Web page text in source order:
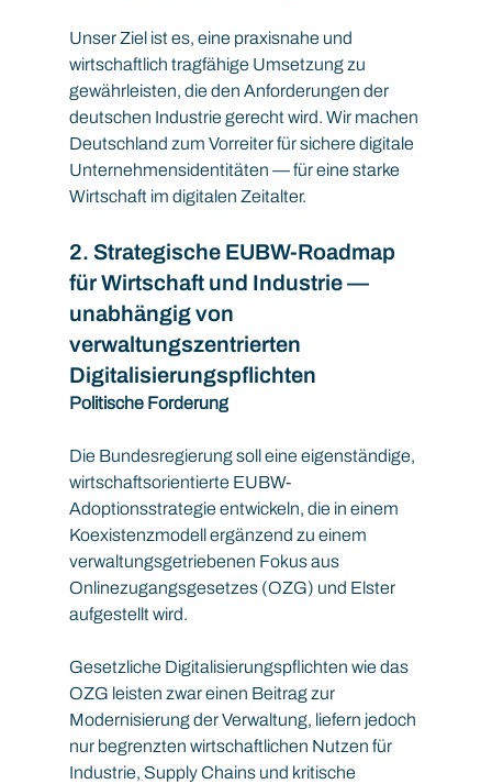
Unser Ziel ist es, eine praxisnahe und
wirtschaftlich tragfähige Umsetzung zu
gewährleisten, die den Anforderungen der
deutschen Industrie gerecht wird. Wir machen
Deutschland zum Vorreiter für sichere digitale
Unternehmensidentitäten — für eine starke
Wirtschaft im digitalen Zeitalter.
2. Strategische EUBW-Roadmap
für Wirtschaft und Industrie —
unabhängig von
verwaltungszentrierten
Digitalisierungspflichten
Politische Forderung
Die Bundesregierung soll eine eigenständige,
wirtschaftsorientierte EUBW-
Adoptionsstrategie entwickeln, die in einem
Koexistenzmodell ergänzend zu einem
verwaltungsgetriebenen Fokus aus
Onlinezugangsgesetzes (OZG) und Elster
aufgestellt wird.
Gesetzliche Digitalisierungspflichten wie das
OZG leisten zwar einen Beitrag zur
Modernisierung der Verwaltung, liefern jedoch
nur begrenzten wirtschaftlichen Nutzen für
Industrie, Supply Chains und kritische